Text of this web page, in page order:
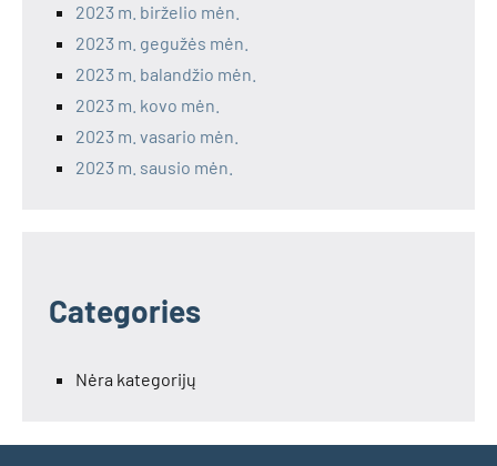
2023 m. birželio mėn.
2023 m. gegužės mėn.
2023 m. balandžio mėn.
2023 m. kovo mėn.
2023 m. vasario mėn.
2023 m. sausio mėn.
Categories
Nėra kategorijų